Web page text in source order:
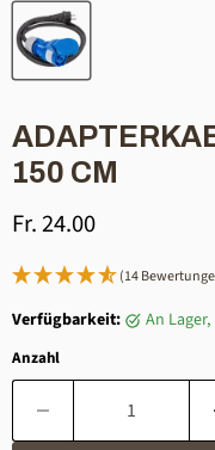
150 CM
Aktueller Preis
Fr. 24.00
(14
Verfügbarkeit: an
Anzahl